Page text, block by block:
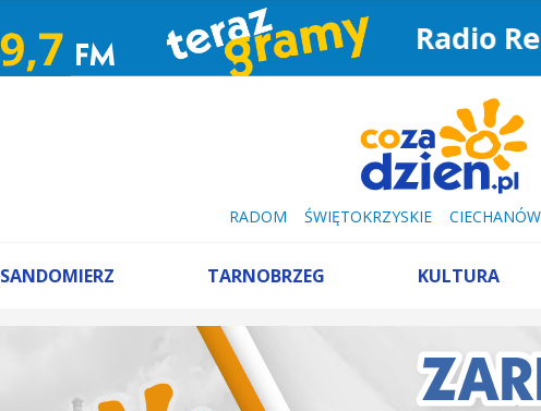
Radio Rekord
RADOM ŚWIĘTOKRZYSKIE CIECHANÓW
SANDOMIERZ TARNOBRZEG KULTURA